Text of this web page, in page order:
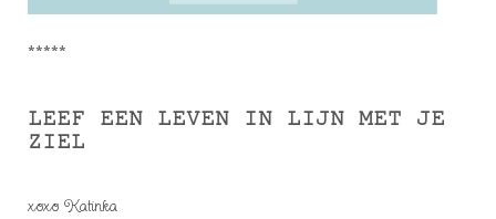
*****
LEEF EEN LEVEN IN LIJN MET JE
ZIEL
xoxo Katinka